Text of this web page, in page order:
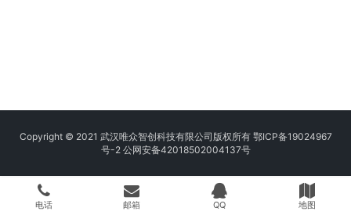
Copyright © 2021 武汉唯众智创科技有限公司版权所有 鄂ICP备19024967
号-2 公网安备42018502004137号
电话 邮箱 QQ 地图